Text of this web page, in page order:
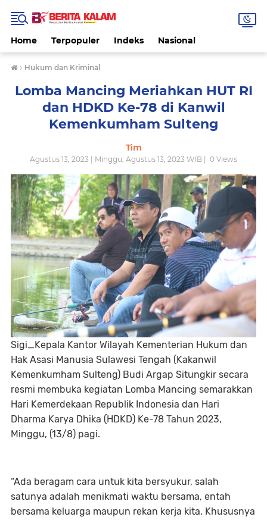
Home Terpopuler Indeks Nasional
› Hukum dan Kriminal
Lomba Mancing Meriahkan HUT RI
dan HDKD Ke-78 di Kanwil
Kemenkumham Sulteng
Tim
Agustus 13, 2023 | Minggu, Agustus 13, 2023 WIB | 0 Views
Sigi_Kepala Kantor Wilayah Kementerian Hukum dan
Hak Asasi Manusia Sulawesi Tengah (Kakanwil
Kemenkumham Sulteng) Budi Argap Situngkir secara
resmi membuka kegiatan Lomba Mancing semarakkan
Hari Kemerdekaan Republik Indonesia dan Hari
Dharma Karya Dhika (HDKD) Ke-78 Tahun 2023,
Minggu, (13/8) pagi.
“Ada beragam cara untuk kita bersyukur, salah
satunya adalah menikmati waktu bersama, entah
bersama keluarga maupun rekan kerja kita. Khususnya